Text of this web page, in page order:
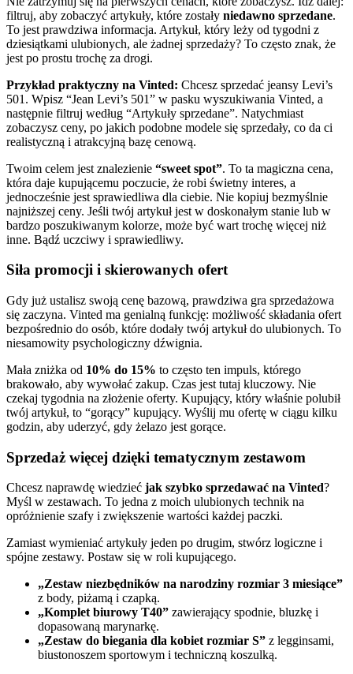
filtruj, aby zobaczyć artykuły, które zostały niedawno sprzedane.
To jest prawdziwa informacja. Artykuł, który leży od tygodni z
dziesiątkami ulubionych, ale żadnej sprzedaży? To często znak, że
jest po prostu trochę za drogi.
Przykład praktyczny na Vinted: Chcesz sprzedać jeansy Levi’s
501. Wpisz “Jean Levi’s 501” w pasku wyszukiwania Vinted, a
następnie filtruj według “Artykuły sprzedane”. Natychmiast
zobaczysz ceny, po jakich podobne modele się sprzedały, co da ci
realistyczną i atrakcyjną bazę cenową.
Twoim celem jest znalezienie “sweet spot”. To ta magiczna cena,
która daje kupującemu poczucie, że robi świetny interes, a
jednocześnie jest sprawiedliwa dla ciebie. Nie kopiuj bezmyślnie
najniższej ceny. Jeśli twój artykuł jest w doskonałym stanie lub w
bardzo poszukiwanym kolorze, może być wart trochę więcej niż
inne. Bądź uczciwy i sprawiedliwy.
Siła promocji i skierowanych ofert
Gdy już ustalisz swoją cenę bazową, prawdziwa gra sprzedażowa
się zaczyna. Vinted ma genialną funkcję: możliwość składania ofert
bezpośrednio do osób, które dodały twój artykuł do ulubionych. To
niesamowity psychologiczny dźwignia.
Mała zniżka od 10% do 15% to często ten impuls, którego
brakowało, aby wywołać zakup. Czas jest tutaj kluczowy. Nie
czekaj tygodnia na złożenie oferty. Kupujący, który właśnie polubił
twój artykuł, to “gorący” kupujący. Wyślij mu ofertę w ciągu kilku
godzin, aby uderzyć, gdy żelazo jest gorące.
Sprzedaż więcej dzięki tematycznym zestawom
Chcesz naprawdę wiedzieć jak szybko sprzedawać na Vinted?
Myśl w zestawach. To jedna z moich ulubionych technik na
opróżnienie szafy i zwiększenie wartości każdej paczki.
Zamiast wymieniać artykuły jeden po drugim, stwórz logiczne i
spójne zestawy. Postaw się w roli kupującego.
„Zestaw niezbędników na narodziny rozmiar 3 miesiące”
z body, piżamą i czapką.
„Komplet biurowy T40” zawierający spodnie, bluzkę i
dopasowaną marynarkę.
„Zestaw do biegania dla kobiet rozmiar S” z legginsami,
biustonoszem sportowym i techniczną koszulką.